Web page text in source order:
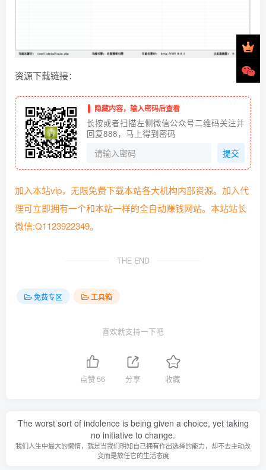
资源下载链接：
隐藏内容，输入密码后查看
长按或者扫描左侧微信公众号二维码关注并
回复888，马上得到密码
提交
加入本站vip，无限免费下载本站各大机构内部资源。加入代
理可立即拥有一个和本站一样的全自动赚钱网站。本站站长
微信:Q1123922349。
THE END
免费专区 工具箱
喜欢就支持一下吧
点赞 56 分享 收藏
The worst sort of indolence is being given a choice, yet taking
no initiative to change.
我们人生中最大的懒惰，就是当我们明知自己拥有作出选择的能力，却不去主动改
变而是放任它的生活态度